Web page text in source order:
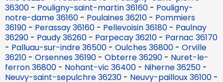
36300 - Pouligny-saint-martin 36160 - Pouligny-
notre-dame 36160 - Poulaines 36210 - Pommiers
36190 - Perassay 36160 - Pellevoisin 36180 - Paulnay
36290 - Paudy 36260 - Parpecay 36210 - Parnac 36170
- Palluau-sur-indre 36500 - Oulches 36800 - Orville
36210 - Orsennes 36190 - Obterre 36290 - Nuret-le-
ferron 36800 - Nohant-vic 36400 - Niherne 36250 -
Neuvy-saint-sepulchre 36230 - Neuvy-pailloux 36100 -